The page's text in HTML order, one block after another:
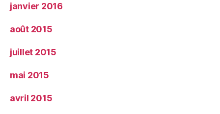
janvier 2016
août 2015
juillet 2015
mai 2015
avril 2015